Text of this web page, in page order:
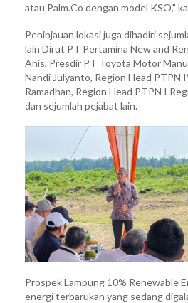
atau Palm.Co dengan model KSO,"
Peninjauan lokasi juga dihadiri
lain Dirut PT Pertamina New and
Anis, Presdir PT Toyota Motor
Nandi Julyanto, Region Head PTPN
Ramadhan, Region Head PTPN I
dan sejumlah pejabat lain.
Prospek Lampung 10% Renewable
energi terbarukan yang sedang